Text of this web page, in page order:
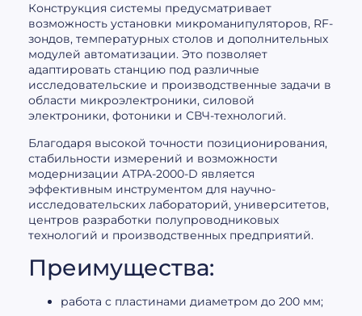
Конструкция системы предусматривает
возможность установки микроманипуляторов, RF-
зондов, температурных столов и дополнительных
модулей автоматизации. Это позволяет
адаптировать станцию под различные
исследовательские и производственные задачи в
области микроэлектроники, силовой
электроники, фотоники и СВЧ-технологий.
Благодаря высокой точности позиционирования,
стабильности измерений и возможности
модернизации ATPA-2000-D является
эффективным инструментом для научно-
исследовательских лабораторий, университетов,
центров разработки полупроводниковых
технологий и производственных предприятий.
Преимущества:
работа с пластинами диаметром до 200 мм;